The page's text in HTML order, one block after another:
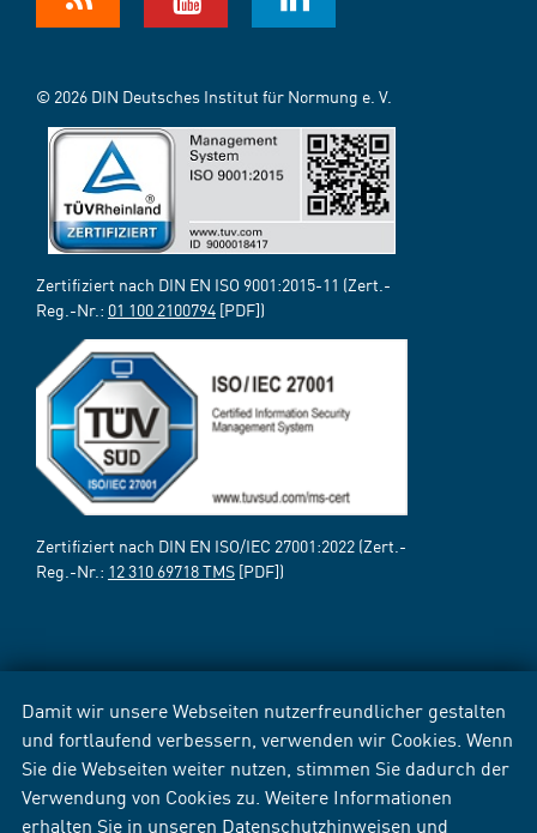
Damit wir unsere Webseiten nutzerfreundlicher gestalten
und fortlaufend verbessern, verwenden wir Cookies. Wenn
Sie die Webseiten weiter nutzen, stimmen Sie dadurch der
Verwendung von Cookies zu. Weitere Informationen
erhalten Sie in unseren Datenschutzhinweisen und
© 2026 DIN Deutsches Institut für Normung e. V.
Zertifiziert nach DIN EN ISO 9001:2015-11 (Zert.-
Reg.-Nr.: 01 100 2100794 [PDF])
Zertifiziert nach DIN EN ISO/IEC 27001:2022 (Zert.-
Reg.-Nr.: 12 310 69718 TMS [PDF])